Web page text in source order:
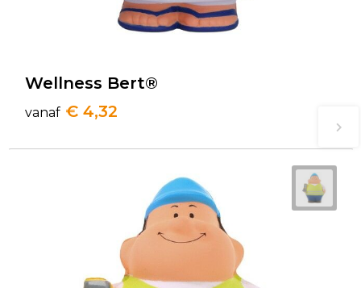
Wellness Bert®
vanaf € 4,32